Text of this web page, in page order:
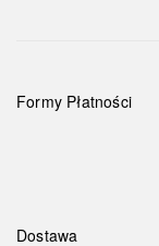
Formy Płatności
Dostawa